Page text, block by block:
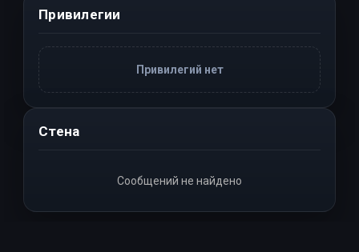
Привилегии
Привилегий нет
Стена
Сообщений не найдено